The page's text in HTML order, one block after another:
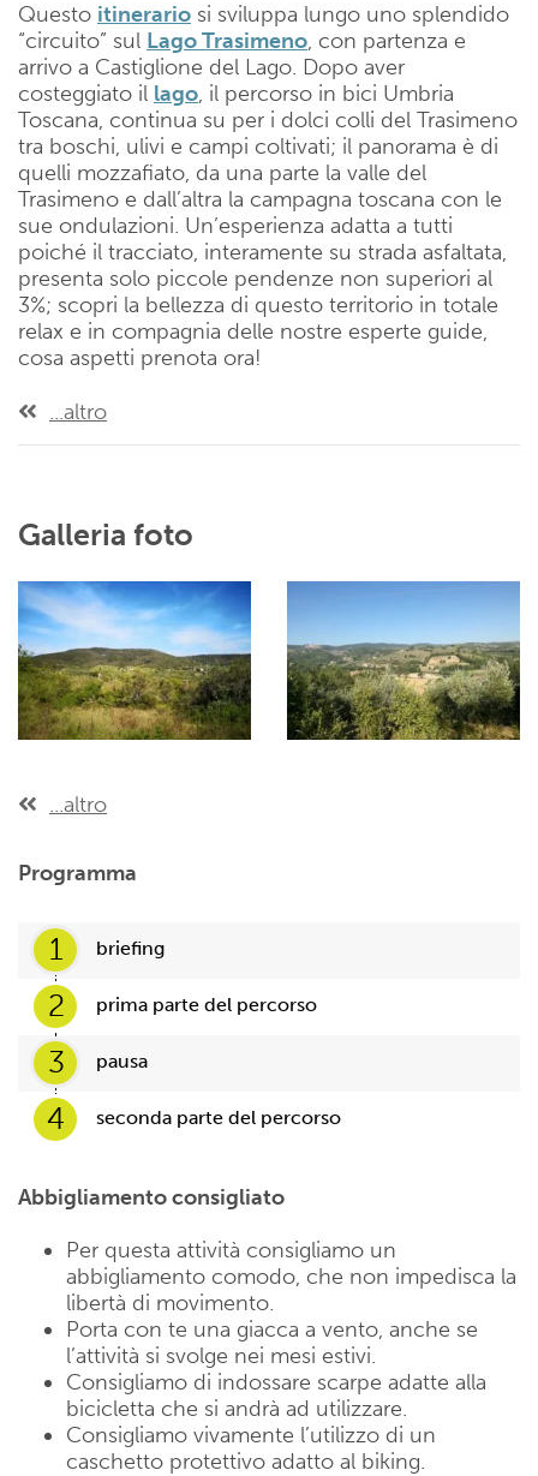
Questo itinerario si sviluppa lungo uno splendido
“circuito” sul Lago Trasimeno, con partenza e
arrivo a Castiglione del Lago. Dopo aver
costeggiato il lago, il percorso in bici Umbria
Toscana, continua su per i dolci colli del Trasimeno
tra boschi, ulivi e campi coltivati; il panorama è di
quelli mozzafiato, da una parte la valle del
Trasimeno e dall’altra la campagna toscana con le
sue ondulazioni. Un’esperienza adatta a tutti
poiché il tracciato, interamente su strada asfaltata,
presenta solo piccole pendenze non superiori al
3%; scopri la bellezza di questo territorio in totale
relax e in compagnia delle nostre esperte guide,
cosa aspetti prenota ora!
...altro
Galleria foto
...altro
Programma
1 briefing
2 prima parte del percorso
3 pausa
4 seconda parte del percorso
Abbigliamento consigliato
Per questa attività consigliamo un
abbigliamento comodo, che non impedisca la
libertà di movimento.
Porta con te una giacca a vento, anche se
l’attività si svolge nei mesi estivi.
Consigliamo di indossare scarpe adatte alla
bicicletta che si andrà ad utilizzare.
Consigliamo vivamente l’utilizzo di un
caschetto protettivo adatto al biking.